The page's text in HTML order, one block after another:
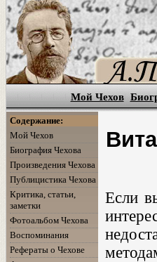
Мой Чехов
Содержание:
Мой Чехов
Биография Чехова
Произведения Чехова
Публицистика Чехова
Критика, статьи,
заметки
Фотоальбом Чехова
Воспоминания
Рефераты о Чехове
Если